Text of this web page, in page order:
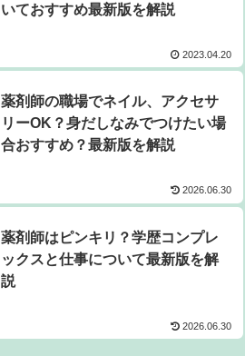
いておすすめ最新版を解説
2023.04.20
薬剤師の職場でネイル、アクセサ
リーOK？身だしなみでつけたい場
合おすすめ？最新版を解説
2026.06.30
薬剤師はピンキリ？学歴コンプレ
ックスと仕事について最新版を解
説
2026.06.30